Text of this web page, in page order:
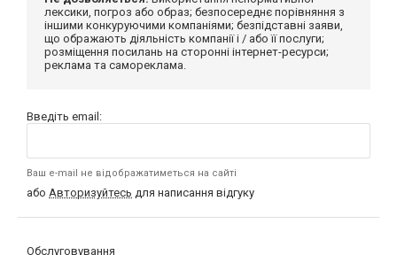
лексики, погроз або образ; безпосереднє порівняння з
іншими конкуруючими компаніями; безпідставні заяви,
що ображають діяльність компанії і / або її послуги;
розміщення посилань на сторонні інтернет-ресурси;
реклама та самореклама.
Введіть email:
Ваш e-mail не відображатиметься на сайті
або Авторизуйтесь для написання відгуку
Обслуговування